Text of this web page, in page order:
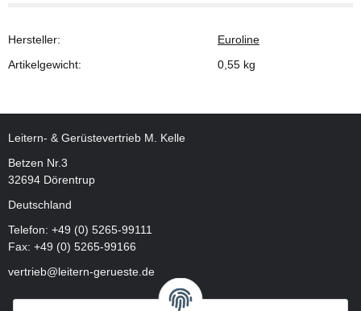
Hersteller:
Euroline
Artikelgewicht:
0,55 kg
Leitern- & Gerüstevertrieb M. Kelle
Betzen Nr.3
32694 Dörentrup
Deutschland
Telefon: +49 (0) 5265-99111
Fax: +49 (0) 5265-99166
vertrieb@leitern-gerueste.de